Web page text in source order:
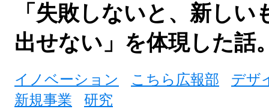
「失敗しないと、新しい
出せない」を体現した話
イノベーション こちら広報部
デザ
新規事業
研究